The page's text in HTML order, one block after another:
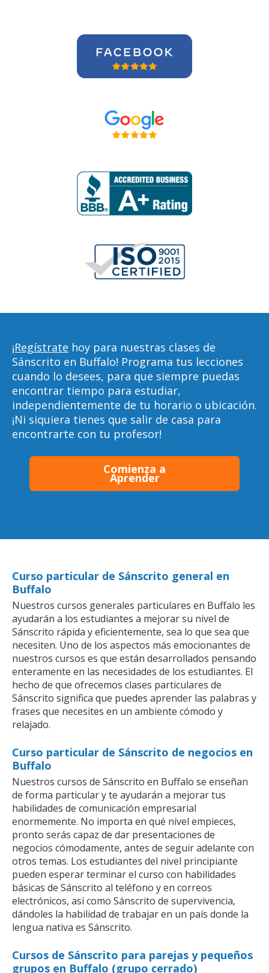
¡Regístrate hoy para nuestras clases de
Sánscrito en Buffalo! Programa tus lecciones
cuando lo desees, para que siempre puedas
encontrar tiempo para estudiar,
independientemente de tu horario o ubicación.
¡Ni siquiera tienes que salir de casa para
encontrarte con tu profesor!
Comienza a
Aprender
Curso particular de Sánscrito general en
Buffalo
Nuestros cursos generales particulares en Buffalo les
ayudarán a los estudiantes a mejorar su nivel de
Sánscrito rápida y eficientemente, sea lo que sea que
necesiten. Uno de los aspectos más emocionantes de
nuestros cursos es que están desarrollados pensando
enteramente en las necesidades de los estudiantes. El
hecho de que ofrecemos clases particulares de
Sánscrito significa que puedes aprender las palabras y
frases que necesites en un ambiente cómodo y
relajado.
Curso particular de Sánscrito de negocios en
Buffalo
Nuestros cursos de Sánscrito en Buffalo se enseñan
de forma particular y te ayudarán a mejorar tus
habilidades de comunicación empresarial
enormemente. No importa en qué nivel empieces,
pronto serás capaz de dar presentaciones de
negocios cómodamente, antes de seguir adelante con
otros temas. Los estudiantes del nivel principiante
pueden esperar terminar el curso con habilidades
básicas de Sánscrito al teléfono y en correos
electrónicos, así como Sánscrito de supervivencia,
dándoles la habilidad de trabajar en un país donde la
lengua nativa es Sánscrito.
Cursos de Sánscrito para parejas y pequeños
grupos en Buffalo (grupo cerrado)